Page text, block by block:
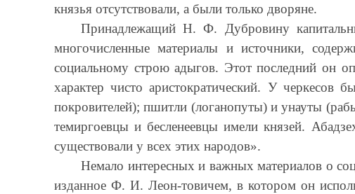
князья отсутствовали, а были только дворяне.
Принадлежащий Н. Ф. Дубровину
многочисленные материалы и источники,
социальному строю адыгов. Этот последний он
характер чисто аристократический. У черкесов
покровителей); пшитли (логанопуты) и унауты
темиргоевцы и бесленеевцы имели князей.
существовали у всех этих народов».
Немало интересных и важных материалов о
изданное Ф. И. Леон-товичем, в котором он